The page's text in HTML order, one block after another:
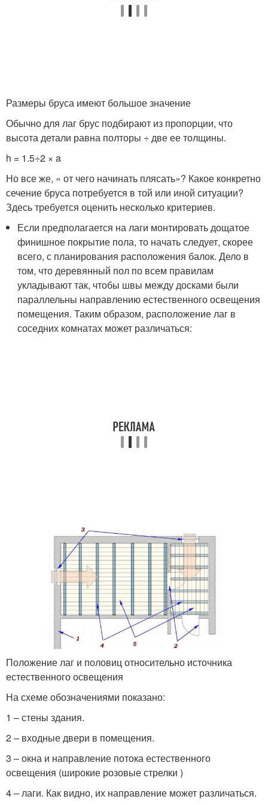
Размеры бруса имеют большое значение
Обычно для лаг брус подбирают из пропорции, что
высота детали равна полторы ÷ две ее толщины.
h = 1.5÷2 × a
Но все же, « от чего начинать плясать»? Какое конкретно
сечение бруса потребуется в той или иной ситуации?
Здесь требуется оценить несколько критериев.
Если предполагается на лаги монтировать дощатое
финишное покрытие пола, то начать следует, скорее
всего, с планирования расположения балок. Дело в
том, что деревянный пол по всем правилам
укладывают так, чтобы швы между досками были
параллельны направлению естественного освещения
помещения. Таким образом, расположение лаг в
соседних комнатах может различаться:
Положение лаг и половиц относительно источника
естественного освещения
На схеме обозначениями показано:
1 – стены здания.
2 – входные двери в помещения.
3 – окна и направление потока естественного
освещения (широкие розовые стрелки )
4 – лаги. Как видно, их направление может различаться.